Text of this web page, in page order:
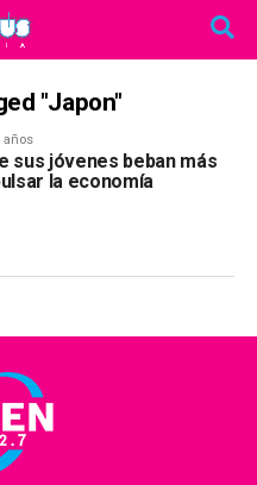
"Japon"
años
sus jóvenes beban más
la economía